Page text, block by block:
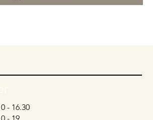
- 16.30
- 19